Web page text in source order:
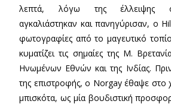
λεπτά, λόγω της έλλειψης
αγκαλιάστηκαν και πανηγύρισαν, ο
φωτογραφίες από το μαγευτικό
κυματίζει τις σημαίες της Μ.
Ηνωμένων Εθνών και της Ινδίας.
της επιστροφής, ο Norgay έθαψε στο
μπισκότα, ως μία βουδιστική